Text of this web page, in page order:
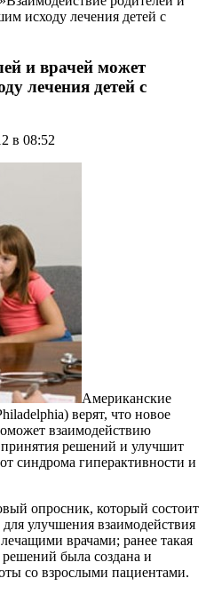
исходу лечения детей с
и врачей может
лечения детей с
в 08:52
Американские
верят, что новое
взаимодействию
принятия решений и улучшит
синдрома гиперактивности и
опросник, который состоит
для улучшения взаимодействия
врачами; ранее такая
была создана и
со взрослыми пациентами.